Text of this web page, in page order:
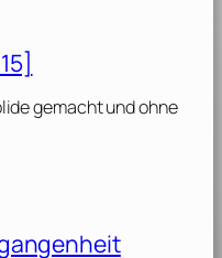
gemacht und ohne